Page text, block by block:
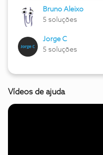
Bruno Aleixo
5 soluções
Jorge C
5 soluções
Vídeos de ajuda